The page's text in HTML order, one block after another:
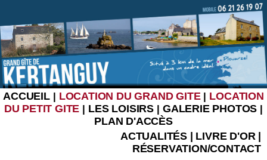
ACCUEIL| LOCATION DU GRAND GITE| LOCATION
DU PETIT GITE | LES LOISIRS | GALERIE PHOTOS |
PLAN D'ACCÈS
ACTUALITÉS| LIVRE D'OR|
RÉSERVATION/CONTACT